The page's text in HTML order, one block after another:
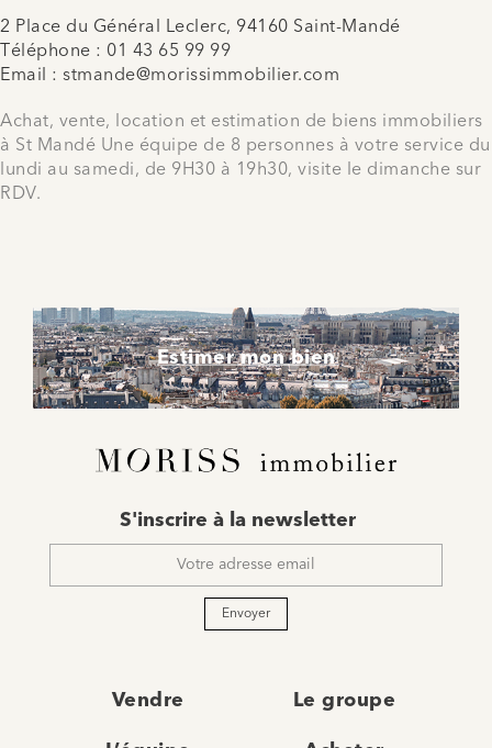
2 Place du Général Leclerc, 94160 Saint-Mandé
Téléphone : 01 43 65 99 99
Email : stmande@morissimmobilier.com
Achat, vente, location et estimation de biens immobiliers
à St Mandé Une équipe de 8 personnes à votre service du
lundi au samedi, de 9H30 à 19h30, visite le dimanche sur
RDV.
Estimer mon bien
mail
S'inscrire à la newsletter
Envoyer
Vendre Le groupe